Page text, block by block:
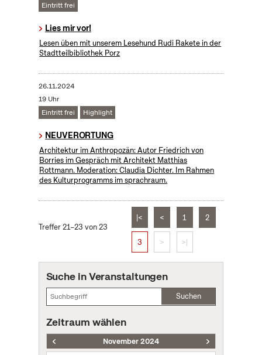
Eintritt frei
Lies mir vor!
Lesen üben mit unserem Lesehund Rudi Rakete in der
Stadtteilbibliothek Porz
26.11.2024
19 Uhr
Eintritt frei
Highlight
NEUVERORTUNG
Architektur im Anthropozän: Autor Friedrich von
Borries im Gespräch mit Architekt Matthias
Rottmann. Moderation: Claudia Dichter. Im Rahmen
des Kulturprogramms im sprachraum.
Treffer 21–23 von 23
|< < 1 2
3 > >|
Suche in Veranstaltungen
Suchen
Zeitraum wählen
November 2024